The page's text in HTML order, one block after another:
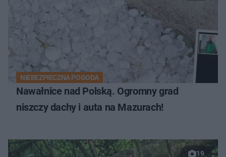
NIEBEZPIECZNA POGODA
Nawałnice nad Polską. Ogromny grad
niszczy dachy i auta na Mazurach!
19